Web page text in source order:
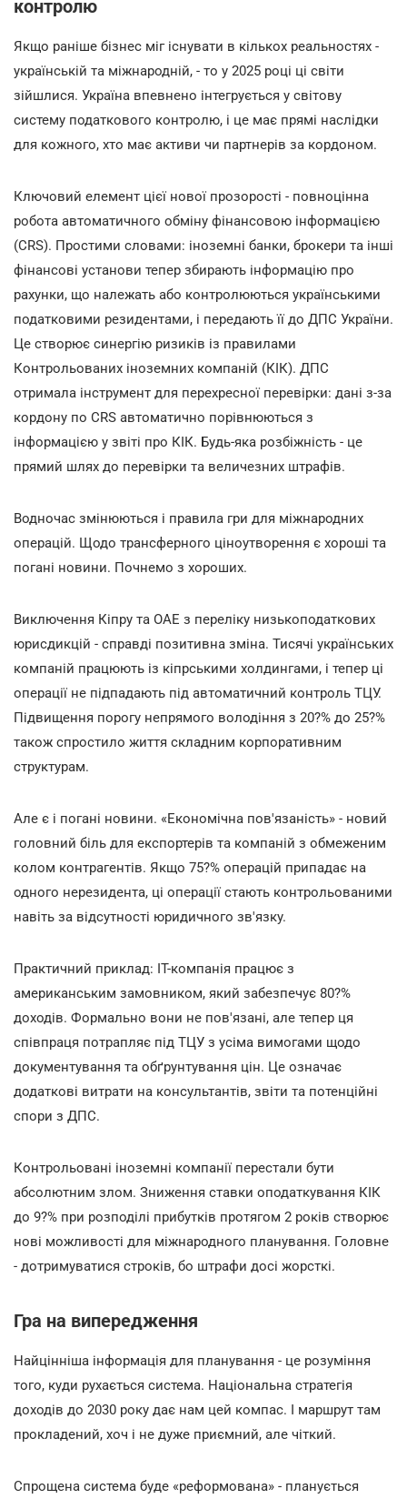
контролю
Якщо раніше бізнес міг існувати в кількох реальностях -
українській та міжнародній, - то у 2025 році ці світи
зійшлися. Україна впевнено інтегрується у світову
систему податкового контролю, і це має прямі наслідки
для кожного, хто має активи чи партнерів за кордоном.
Ключовий елемент цієї нової прозорості - повноцінна
робота автоматичного обміну фінансовою інформацією
(CRS). Простими словами: іноземні банки, брокери та інші
фінансові установи тепер збирають інформацію про
рахунки, що належать або контролюються українськими
податковими резидентами, і передають її до ДПС України.
Це створює синергію ризиків із правилами
Контрольованих іноземних компаній (КІК). ДПС
отримала інструмент для перехресної перевірки: дані з-за
кордону по CRS автоматично порівнюються з
інформацією у звіті про КІК. Будь-яка розбіжність - це
прямий шлях до перевірки та величезних штрафів.
Водночас змінюються і правила гри для міжнародних
операцій. Щодо трансферного ціноутворення є хороші та
погані новини. Почнемо з хороших.
Виключення Кіпру та ОАЕ з переліку низькоподаткових
юрисдикцій - справді позитивна зміна. Тисячі українських
компаній працюють із кіпрськими холдингами, і тепер ці
операції не підпадають під автоматичний контроль ТЦУ.
Підвищення порогу непрямого володіння з 20?% до 25?%
також спростило життя складним корпоративним
структурам.
Але є і погані новини. «Економічна пов'язаність» - новий
головний біль для експортерів та компаній з обмеженим
колом контрагентів. Якщо 75?% операцій припадає на
одного нерезидента, ці операції стають контрольованими
навіть за відсутності юридичного зв'язку.
Практичний приклад: IT-компанія працює з
американським замовником, який забезпечує 80?%
доходів. Формально вони не пов'язані, але тепер ця
співпраця потрапляє під ТЦУ з усіма вимогами щодо
документування та обґрунтування цін. Це означає
додаткові витрати на консультантів, звіти та потенційні
спори з ДПС.
Контрольовані іноземні компанії перестали бути
абсолютним злом. Зниження ставки оподаткування КІК
до 9?% при розподілі прибутків протягом 2 років створює
нові можливості для міжнародного планування. Головне
- дотримуватися строків, бо штрафи досі жорсткі.
Гра на випередження
Найцінніша інформація для планування - це розуміння
того, куди рухається система. Національна стратегія
доходів до 2030 року дає нам цей компас. І маршрут там
прокладений, хоч і не дуже приємний, але чіткий.
Спрощена система буде «реформована» - планується